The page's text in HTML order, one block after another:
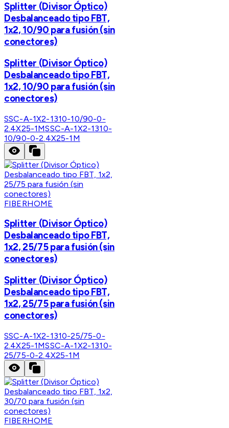
Splitter (Divisor Óptico)
Desbalanceado tipo FBT,
1x2, 10/90 para fusión (sin
conectores)
Splitter (Divisor Óptico)
Desbalanceado tipo FBT,
1x2, 10/90 para fusión (sin
conectores)
SSC-A-1X2-1310-10/90-0-
2.4X25-1MSSC-A-1X2-1310-
10/90-0-2.4X25-1M
FIBERHOME
Splitter (Divisor Óptico)
Desbalanceado tipo FBT,
1x2, 25/75 para fusión (sin
conectores)
Splitter (Divisor Óptico)
Desbalanceado tipo FBT,
1x2, 25/75 para fusión (sin
conectores)
SSC-A-1X2-1310-25/75-0-
2.4X25-1MSSC-A-1X2-1310-
25/75-0-2.4X25-1M
FIBERHOME